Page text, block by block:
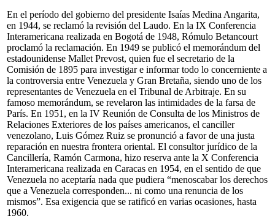
En el período del gobierno del presidente Isaías Medina Angarita,
en 1944, se reclamó la revisión del Laudo. En la IX Conferencia
Interamericana realizada en Bogotá de 1948, Rómulo Betancourt
proclamó la reclamación. En 1949 se publicó el memorándum del
estadounidense Mallet Prevost, quien fue el secretario de la
Comisión de 1895 para investigar e informar todo lo concerniente a
la controversia entre Venezuela y Gran Bretaña, siendo uno de los
representantes de Venezuela en el Tribunal de Arbitraje. En su
famoso memorándum, se revelaron las intimidades de la farsa de
París. En 1951, en la IV Reunión de Consulta de los Ministros de
Relaciones Exteriores de los países americanos, el canciller
venezolano, Luis Gómez Ruiz se pronunció a favor de una justa
reparación en nuestra frontera oriental. El consultor jurídico de la
Cancillería, Ramón Carmona, hizo reserva ante la X Conferencia
Interamericana realizada en Caracas en 1954, en el sentido de que
Venezuela no aceptaría nada que pudiera “menoscabar los derechos
que a Venezuela corresponden... ni como una renuncia de los
mismos”. Esa exigencia que se ratificó en varias ocasiones, hasta
1960.